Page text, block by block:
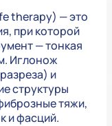
therapy) — это
при которой
— тонкая
Иглонож
и
структуры
тяжи,
и фасций.